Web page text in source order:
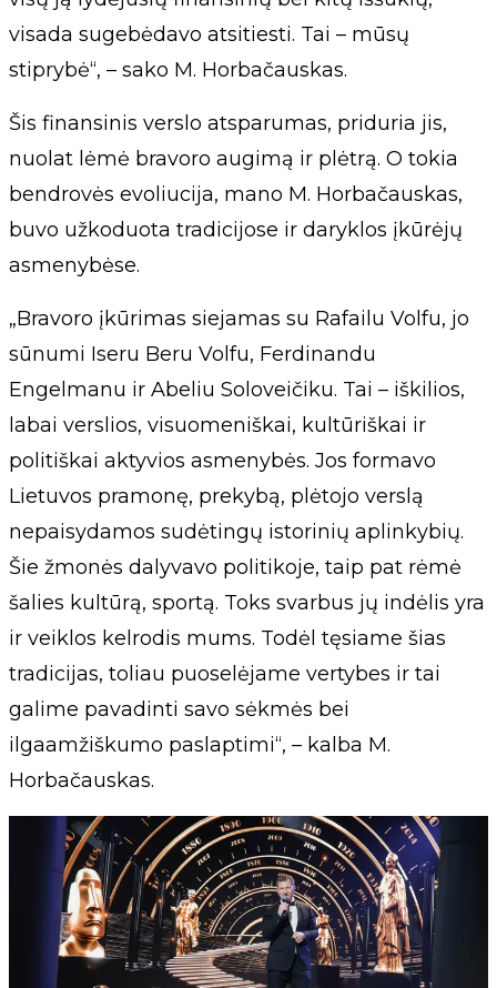
visada sugebėdavo atsitiesti. Tai – mūsų
stiprybė“, – sako M. Horbačauskas.
Šis finansinis verslo atsparumas, priduria jis,
nuolat lėmė bravoro augimą ir plėtrą. O tokia
bendrovės evoliucija, mano M. Horbačauskas,
buvo užkoduota tradicijose ir daryklos įkūrėjų
asmenybėse.
„Bravoro įkūrimas siejamas su Rafailu Volfu, jo
sūnumi Iseru Beru Volfu, Ferdinandu
Engelmanu ir Abeliu Soloveičiku. Tai – iškilios,
labai verslios, visuomeniškai, kultūriškai ir
politiškai aktyvios asmenybės. Jos formavo
Lietuvos pramonę, prekybą, plėtojo verslą
nepaisydamos sudėtingų istorinių aplinkybių.
Šie žmonės dalyvavo politikoje, taip pat rėmė
šalies kultūrą, sportą. Toks svarbus jų indėlis yra
ir veiklos kelrodis mums. Todėl tęsiame šias
tradicijas, toliau puoselėjame vertybes ir tai
galime pavadinti savo sėkmės bei
ilgaamžiškumo paslaptimi“, – kalba M.
Horbačauskas.